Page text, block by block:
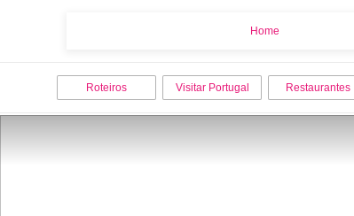
Home
Roteiros Visitar Portugal Restaurantes